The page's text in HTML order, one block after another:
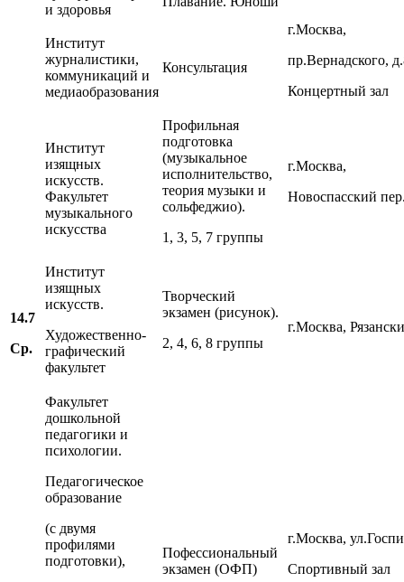
14.7
Ср.
и здоровья
Институт
журналистики,
коммуникаций и
медиаобразования
Консультация
г.Москва,
пр.Вернадского,
Концертный зал
Институт
изящных
искусств.
Факультет
музыкального
искусства
Профильная
подготовка
(музыкальное
исполнительство,
теория музыки и
сольфеджио).
1, 3, 5, 7 группы
г.Москва,
Новоспасский
Институт
изящных
искусств.
Художественно-
графический
факультет
Творческий
экзамен (рисунок).
2, 4, 6, 8 группы
г.Москва,
Факультет
дошкольной
педагогики и
психологии.
Педагогическое
образование
(с двумя
профилями
подготовки),
Пофессиональный
экзамен (ОФП)
г.Москва,
Спортивный зал